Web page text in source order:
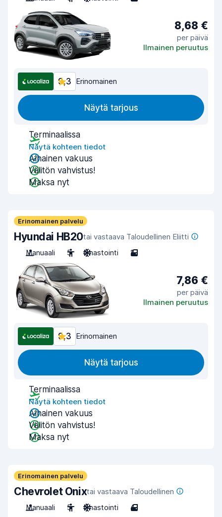
8,68 €
per päivä
Ilmainen peruutus
9,3 Erinomainen
Näytä tarjous
Terminaalissa
Näytä kohteen tiedot
Alhainen vakuus
Välitön vahvistus!
Maksa nyt
Erinomainen palvelu
Hyundai HB20tai vastaava Taloudellinen Eliitti
Manuaali
5 Ilmastointi 2
7,86 €
per päivä
Ilmainen peruutus
9,3 Erinomainen
Näytä tarjous
Terminaalissa
Näytä kohteen tiedot
Alhainen vakuus
Välitön vahvistus!
Maksa nyt
Erinomainen palvelu
Chevrolet Onixtai vastaava Taloudellinen
Manuaali
5 Ilmastointi 4